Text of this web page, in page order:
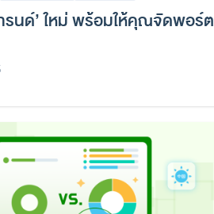
ทรนด์’ ใหม่ พร้อมให้คุณจัดพอร์ต